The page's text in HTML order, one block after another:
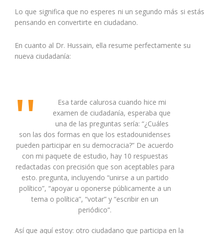
Lo que significa que no esperes ni un segundo más si estás
pensando en convertirte en ciudadano.
En cuanto al Dr. Hussain, ella resume perfectamente su
nueva ciudadanía:
Esa tarde calurosa cuando hice mi
examen de ciudadanía, esperaba que
una de las preguntas sería: “¿Cuáles
son las dos formas en que los estadounidenses
pueden participar en su democracia?” De acuerdo
con mi paquete de estudio, hay 10 respuestas
redactadas con precisión que son aceptables para
esto. pregunta, incluyendo “unirse a un partido
político”, “apoyar u oponerse públicamente a un
tema o política”, “votar” y “escribir en un
periódico”.
Así que aquí estoy: otro ciudadano que participa en la